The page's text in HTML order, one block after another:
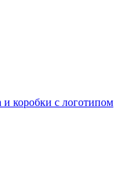
и коробки с логотипом